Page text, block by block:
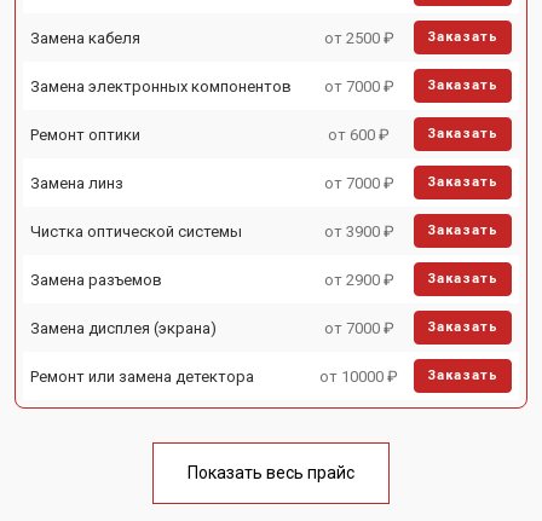
Замена кабеля от 2500 ₽ Заказать
Замена электронных компонентов от 7000 ₽ Заказать
Ремонт оптики от 600 ₽ Заказать
Замена линз от 7000 ₽ Заказать
Чистка оптической системы от 3900 ₽ Заказать
Замена разъемов от 2900 ₽ Заказать
Замена дисплея (экрана) от 7000 ₽ Заказать
Ремонт или замена детектора от 10000 ₽ Заказать
Показать весь прайс